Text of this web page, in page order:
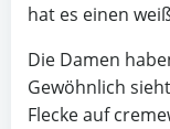
hat es einen
Die Damen
Gewöhnlich
Flecke auf